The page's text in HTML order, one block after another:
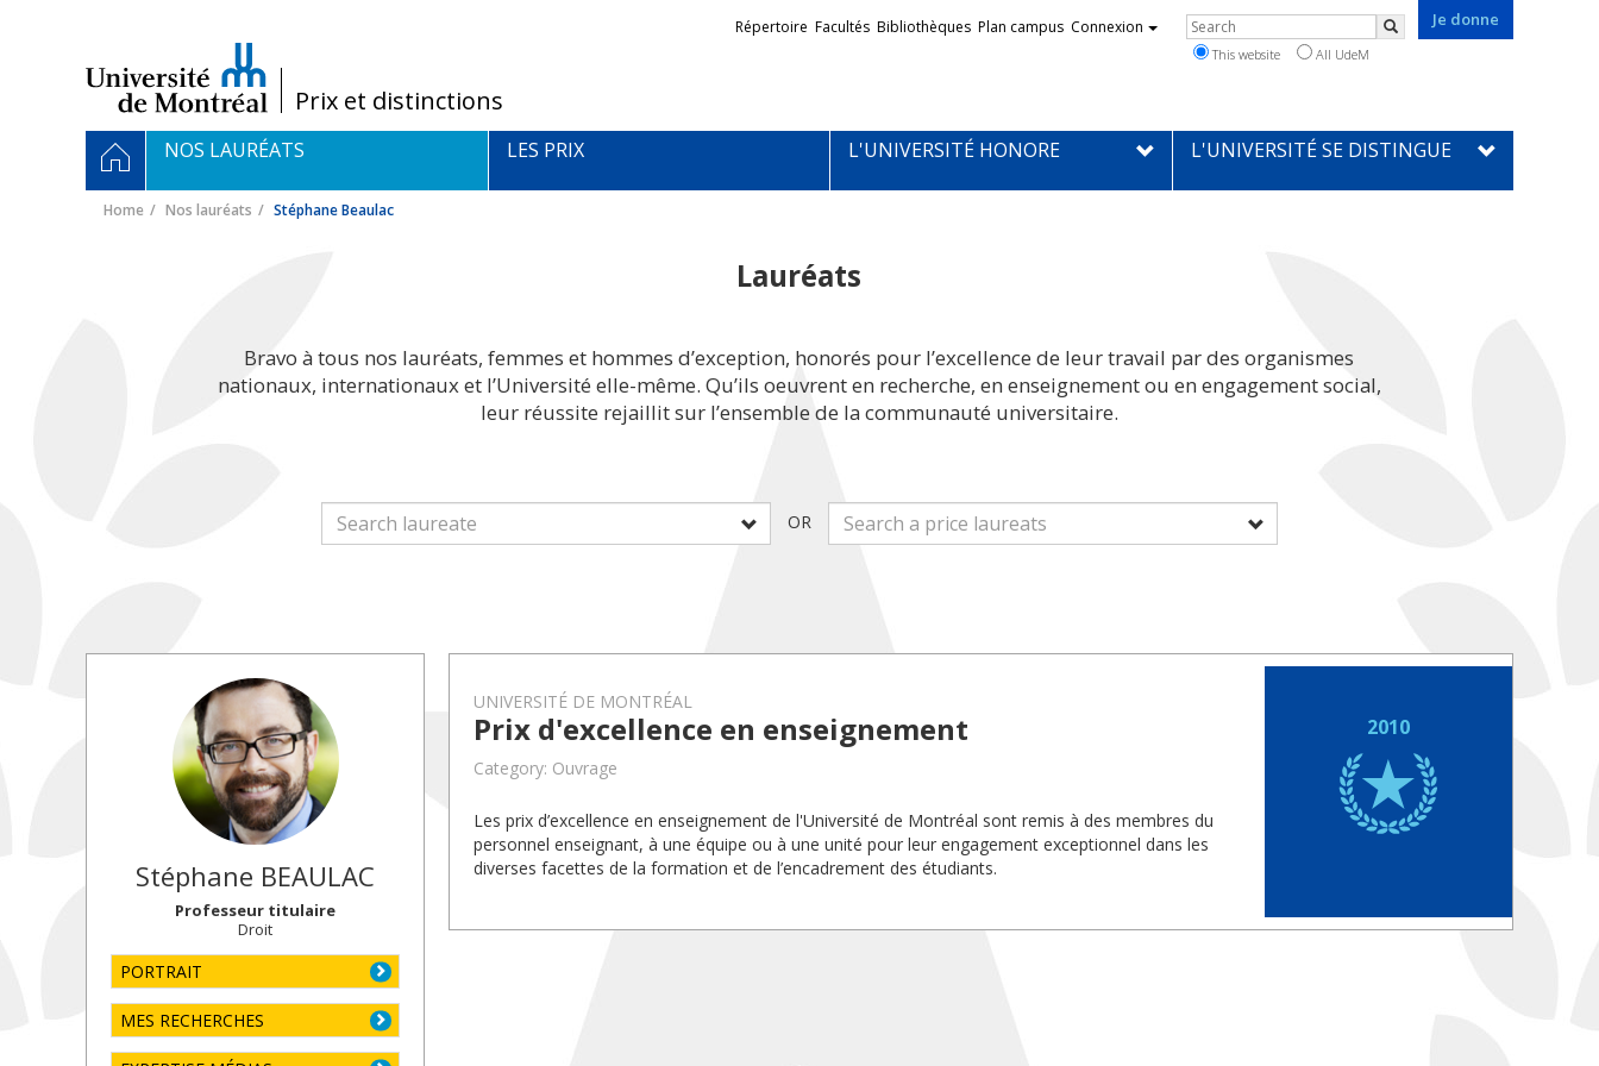
/Prix et distinctions
Je donne
Liens
externes
Répertoire Facultés Bibliothèques Plan campus Connexion Rechercher
Search
This website All UdeM
Navigation
principale
HOMENOS LAURÉATS LES PRIX L'UNIVERSITÉ HONORE L'UNIVERSITÉ SE DISTINGUE
Home Nos lauréats Stéphane Beaulac
Lauréats
Bravo à tous nos lauréats, femmes et hommes d’exception, honorés pour l’excellence de leur travail par des organismes
nationaux, internationaux et l’Université elle-même. Qu’ils oeuvrent en recherche, en enseignement ou en engagement social,
leur réussite rejaillit sur l’ensemble de la communauté universitaire.
OR
Stéphane BEAULAC
Professeur titulaire
Droit
PORTRAIT
MES RECHERCHES
UNIVERSITÉ DE MONTRÉAL
Prix d'excellence en enseignement
Category: Ouvrage
Les prix d’excellence en enseignement de l'Université de Montréal sont remis à des membres du
personnel enseignant, à une équipe ou à une unité pour leur engagement exceptionnel dans les
diverses facettes de la formation et de l’encadrement des étudiants.
2010